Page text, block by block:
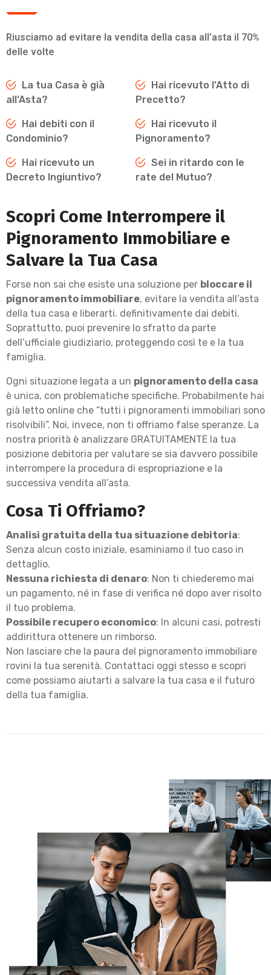
Riusciamo ad evitare la vendita della casa all’asta il 70%
delle volte
La tua Casa è già
all’Asta?
Hai ricevuto l’Atto di
Precetto?
Hai debiti con il
Condominio?
Hai ricevuto il
Pignoramento?
Hai ricevuto un
Decreto Ingiuntivo?
Sei in ritardo con le
rate del Mutuo?
Scopri Come Interrompere il
Pignoramento Immobiliare e
Salvare la Tua Casa
Forse non sai che esiste una soluzione per bloccare il
pignoramento immobiliare, evitare la vendita all’asta
della tua casa e liberarti. definitivamente dai debiti.
Soprattutto, puoi prevenire lo sfratto da parte
dell’ufficiale giudiziario, proteggendo così te e la tua
famiglia.
Ogni situazione legata a un pignoramento della casa
è unica, con problematiche specifiche. Probabilmente hai
già letto online che “tutti i pignoramenti immobiliari sono
risolvibili”. Noi, invece, non ti offriamo false speranze. La
nostra priorità è analizzare GRATUITAMENTE la tua
posizione debitoria per valutare se sia davvero possibile
interrompere la procedura di espropriazione e la
successiva vendita all’asta.
Cosa Ti Offriamo?
Analisi gratuita della tua situazione debitoria:
Senza alcun costo iniziale, esaminiamo il tuo caso in
dettaglio.
Nessuna richiesta di denaro: Non ti chiederemo mai
un pagamento, né in fase di verifica né dopo aver risolto
il tuo problema.
Possibile recupero economico: In alcuni casi, potresti
addirittura ottenere un rimborso.
Non lasciare che la paura del pignoramento immobiliare
rovini la tua serenità. Contattaci oggi stesso e scopri
come possiamo aiutarti a salvare la tua casa e il futuro
della tua famiglia.